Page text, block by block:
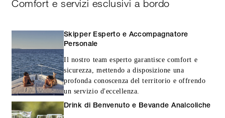
Comfort e servizi esclusivi a bordo
Skipper Esperto e Accompagnatore
Personale
Il nostro team esperto garantisce comfort e
sicurezza, mettendo a disposizione una
profonda conoscenza del territorio e offrendo
un servizio d'eccellenza.
Drink di Benvenuto e Bevande Analcoliche